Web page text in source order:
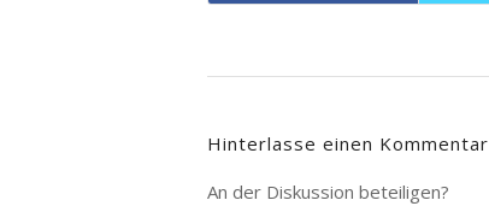
Hinterlasse einen Kommentar
An der Diskussion beteiligen?